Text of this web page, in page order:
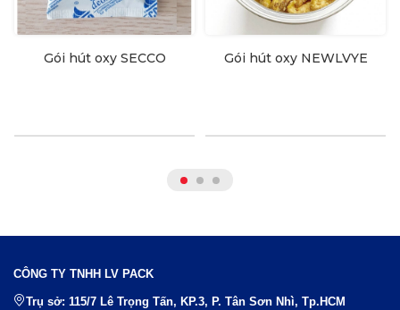
Gói hút oxy SECCO Gói hút oxy NEWLVYE
CÔNG TY TNHH LV PACK
Trụ sở: 115/7 Lê Trọng Tấn, KP.3, P. Tân Sơn Nhì, Tp.HCM